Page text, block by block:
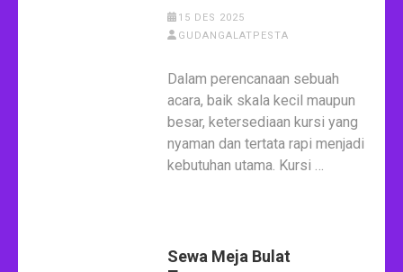
15 DES 2025
GUDANGALATPESTA
Dalam perencanaan sebuah
acara, baik skala kecil maupun
besar, ketersediaan kursi yang
nyaman dan tertata rapi menjadi
kebutuhan utama. Kursi …
Sewa Meja Bulat